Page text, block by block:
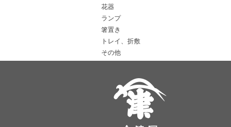
花器
ランプ
箸置き
トレイ、折敷
その他